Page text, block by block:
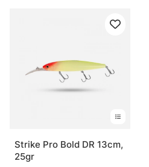
Strike Pro Bold DR 13cm,
25gr